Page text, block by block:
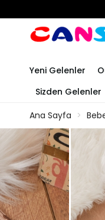
Yeni Gelenler
Sizden Gelenler
Ana Sayfa